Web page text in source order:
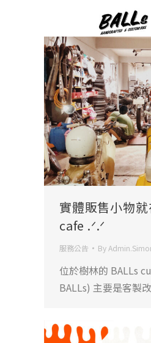
實體販售小物
cafe .ᐟ.ᐟ
服務公告 By
位於樹林的 BALLs
BALLs) 主要是客製